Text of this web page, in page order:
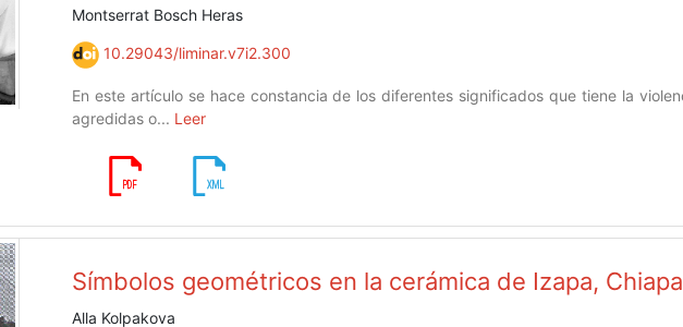
Montserrat Bosch Heras
10.29043/liminar.v7i2.300
En este artículo se hace constancia de los diferentes significados que tiene la
agredidas o... Leer
Símbolos geométricos en la cerámica de Izapa,
Alla Kolpakova